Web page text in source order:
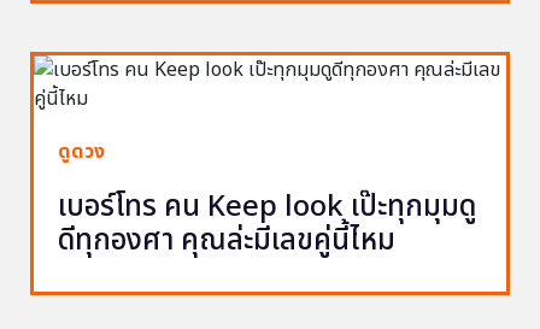
ดูดวง
เบอร์โทร คน Keep look เป๊ะทุกมุมดู
ดีทุกองศา คุณล่ะมีเลขคู่นี้ไหม